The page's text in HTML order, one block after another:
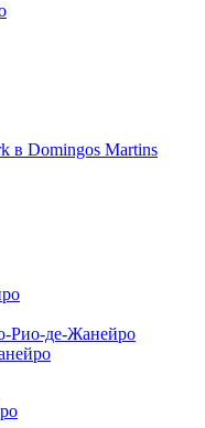
в Domingos Martins
Рио-де-Жанейро